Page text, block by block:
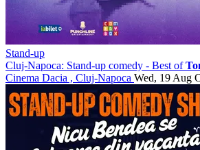
Stand-up
Cluj-Napoca: Stand-up comedy - Best of
Cinema Dacia , Cluj-Napoca Wed, 19 Aug